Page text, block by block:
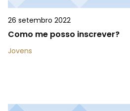
26 setembro 2022
Como me posso inscrever?
Jovens